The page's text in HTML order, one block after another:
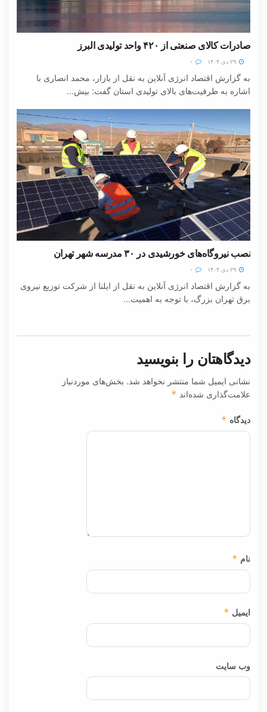
صادرات کالای صنعتی از ۴۲۰ واحد تولیدی البرز
به گزارش اقتصاد انرژی آنلاین به نقل از بازار، محمد انصاری با
اشاره به ظرفیت‌های بالای تولیدی استان گفت: بیش...
نصب نیروگاه‌های خورشیدی در ۳۰ مدرسه شهر تهران
به گزارش اقتصاد انرژی آنلاین به نقل از ایلنا از شرکت توزیع نیروی
برق تهران بزرگ، با توجه به اهمیت...
دیدگاهتان را بنویسید
نشانی ایمیل شما منتشر نخواهد شد. بخش‌های موردنیاز
علامت‌گذاری شده‌اند *
دیدگاه *
نام *
ایمیل *
وب‌ سایت